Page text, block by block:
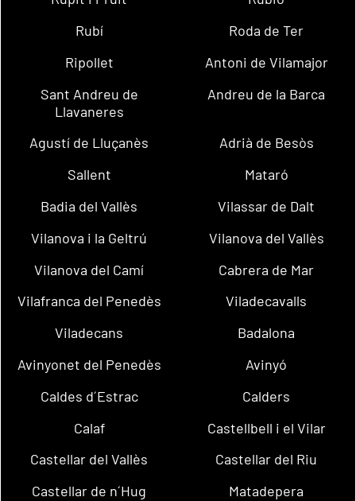
Rubí
Roda de Ter
Ripollet
Antoni de Vilamajor
Sant Andreu de
Llavaneres
Andreu de la Barca
Agustí de Lluçanès
Adrià de Besòs
Sallent
Mataró
Badia del Vallès
Vilassar de Dalt
Vilanova i la Geltrú
Vilanova del Vallès
Vilanova del Camí
Cabrera de Mar
Vilafranca del Penedès
Viladecavalls
Viladecans
Badalona
Avinyonet del Penedès
Avinyó
Caldes d´Estrac
Calders
Calaf
Castellbell i el Vilar
Castellar del Vallès
Castellar del Riu
Castellar de n´Hug
Matadepera